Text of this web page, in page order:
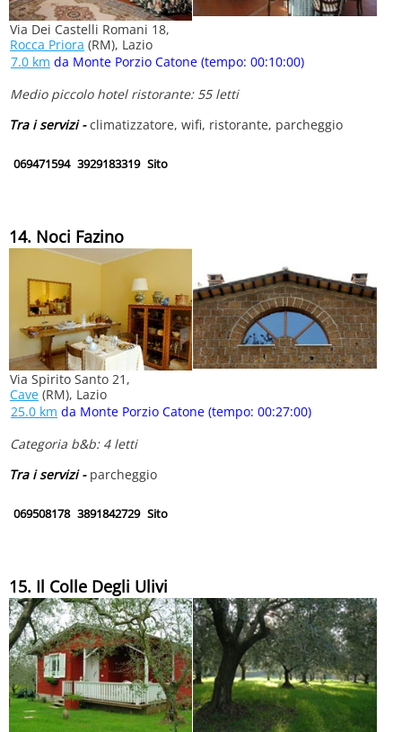
Via Dei Castelli Romani 18,
Rocca Priora (RM), Lazio
7.0 km da Monte Porzio Catone (tempo: 00:10:00)
Medio piccolo hotel ristorante: 55 letti
Tra i servizi -climatizzatore, wifi, ristorante, parcheggio
069471594 3929183319 Sito
14. Noci Fazino
Via Spirito Santo 21,
Cave (RM), Lazio
25.0 km da Monte Porzio Catone (tempo: 00:27:00)
Categoria b&b: 4 letti
Tra i servizi - parcheggio
069508178 3891842729 Sito
15. Il Colle Degli Ulivi